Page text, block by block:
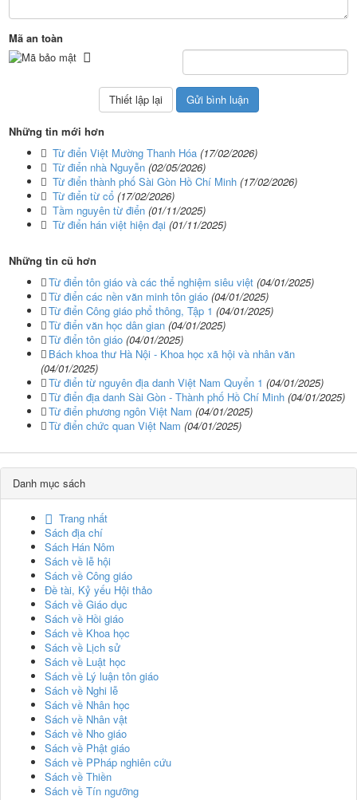
Mã an toàn
Những tin mới hơn
Từ điển Việt Mường Thanh Hóa (17/02/2026)
Từ điển nhà Nguyễn (02/05/2026)
Từ điển thành phố Sài Gòn Hồ Chí Minh (17/02/2026)
Từ điển từ cổ (17/02/2026)
Tầm nguyên từ điển (01/11/2025)
Từ điển hán việt hiện đại (01/11/2025)
Những tin cũ hơn
Từ điển tôn giáo và các thể nghiệm siêu việt (04/01/2025)
Từ điển các nền văn minh tôn giáo (04/01/2025)
Từ điển Công giáo phổ thông, Tập 1 (04/01/2025)
Từ điển văn học dân gian (04/01/2025)
Từ điển tôn giáo (04/01/2025)
Bách khoa thư Hà Nội - Khoa học xã hội và nhân văn
(04/01/2025)
Từ điển từ nguyên địa danh Việt Nam Quyển 1 (04/01/2025)
Từ điển địa danh Sài Gòn - Thành phố Hồ Chí Minh (04/01/2025)
Từ điển phương ngôn Việt Nam (04/01/2025)
Từ điển chức quan Việt Nam (04/01/2025)
Danh mục sách
Trang nhất
Sách địa chí
Sách Hán Nôm
Sách về lễ hội
Sách về Công giáo
Đề tài, Kỷ yếu Hội thảo
Sách về Giáo dục
Sách về Hồi giáo
Sách về Khoa học
Sách về Lịch sử
Sách về Luật học
Sách về Lý luận tôn giáo
Sách về Nghi lễ
Sách về Nhân học
Sách về Nhân vật
Sách về Nho giáo
Sách về Phật giáo
Sách về PPháp nghiên cứu
Sách về Thiền
Sách về Tín ngưỡng